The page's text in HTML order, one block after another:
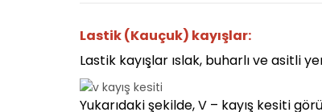
Lastik (Kauçuk) kayışlar:
Lastik kayışlar ıslak, buharlı ve asitli
Yukarıdaki şekilde, V – kayış kesiti